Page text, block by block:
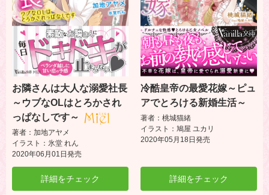
お隣さんは大人な溺愛社長
～ウブなOLはとろかされ
っぱなしです～
著者：加地アヤメ
イラスト：氷堂 れん
2020年06月01日発売
詳細をチェック
冷酷皇帝の最愛花嫁～ピュ
アでとろける新婚生活～
著者：桃城猫緒
イラスト：鳩屋 ユカリ
2020年05月18日発売
詳細をチェック